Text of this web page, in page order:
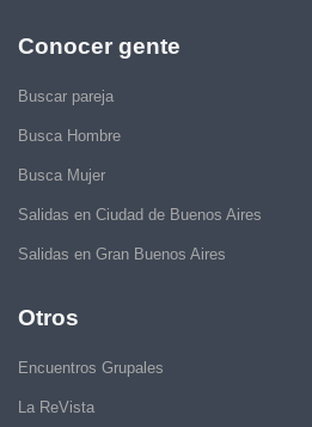
Conocer gente
Buscar pareja
Busca Hombre
Busca Mujer
Salidas en Ciudad de Buenos Aires
Salidas en Gran Buenos Aires
Otros
Encuentros Grupales
La ReVista